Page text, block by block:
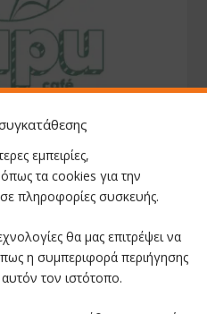
εμπειρίες,
τα cookies για την
πληροφορίες συσκευής.
θα μας επιτρέψει να
η συμπεριφορά περιήγησης
τον ιστότοπο.